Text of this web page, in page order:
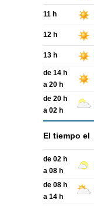
11 h
12 h
13 h
de 14 h
a 20 h
de 20 h
a 02 h
El tiempo el
de 02 h
a 08 h
de 08 h
a 14 h